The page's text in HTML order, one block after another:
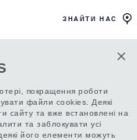
покращення роботи
файли cookies. Деякі
сайту та вже встановлені на
та заблокувати усі
його елементи можуть
ЗНАЙТИ НАС